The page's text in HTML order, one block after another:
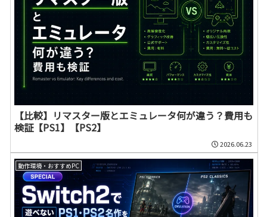
【比較】リマスター版とエミュレータ何が違う？費用も
検証【PS1】【PS2】
2026.06.23
動作環境・おすすめPC